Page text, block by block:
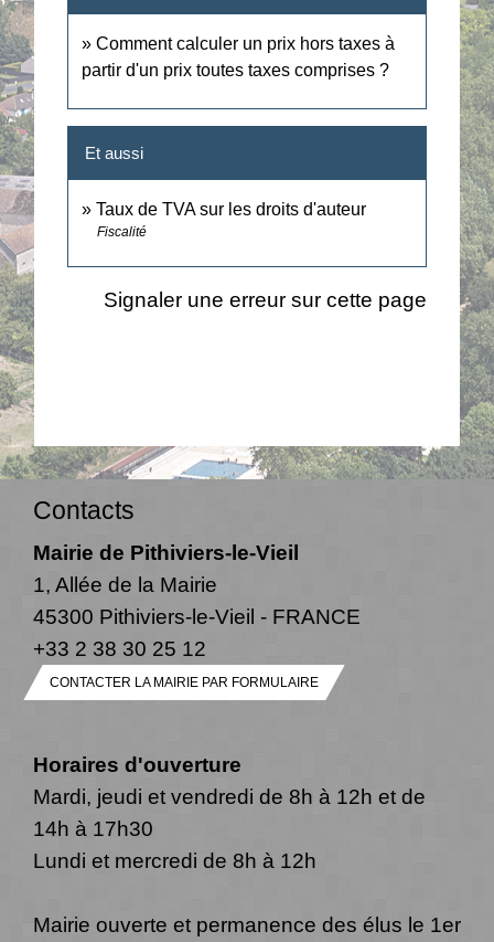
Comment calculer un prix hors taxes à
partir d'un prix toutes taxes comprises ?
Et aussi
Taux de TVA sur les droits d'auteur
Fiscalité
Signaler une erreur sur cette page
Contacts
Mairie de Pithiviers-le-Vieil
1, Allée de la Mairie
45300 Pithiviers-le-Vieil - FRANCE
+33 2 38 30 25 12
CONTACTER LA MAIRIE PAR FORMULAIRE
Horaires d'ouverture
Mardi, jeudi et vendredi de 8h à 12h et de
14h à 17h30
Lundi et mercredi de 8h à 12h
Mairie ouverte et permanence des élus le 1er